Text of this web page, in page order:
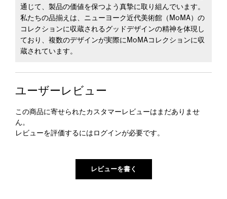
通じて、製品の価値を保つよう真摯に取り組んでいます。
私たちの品揃えは、ニューヨーク近代美術館（MoMA）の
コレクションに収蔵されるグッドデザインの精神を体現し
ており、複数のデザインが実際にMoMAコレクションに収
蔵されています。
ユーザーレビュー
この商品に寄せられたカスタマーレビューはまだありませ
ん。
レビューを評価するには ログインが必要です。